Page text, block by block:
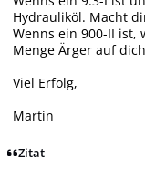
Hydrauliköl. Macht
Wenns ein 900-II ist,
Menge Ärger auf
Viel Erfolg,
Martin
Zitat